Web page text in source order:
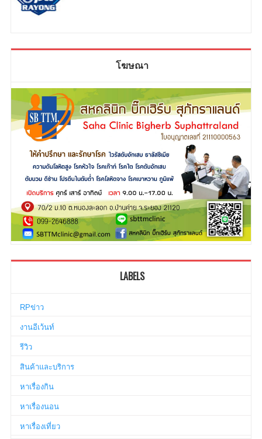
โฆษณา
LABELS
RPข่าว
งานอีเว้นท์
รีวิว
สินค้าและบริการ
หาเรื่องกิน
หาเรื่องนอน
หาเรื่องเที่ยว